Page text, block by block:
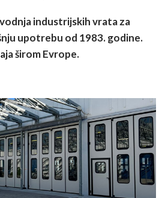
industrijskih vrata za
upotrebu od 1983. godine.
širom Evrope.